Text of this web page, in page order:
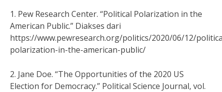
1. Pew Research Center. “Political Polarization in the
American Public.” Diakses dari
https://www.pewresearch.org/politics/2020/06/12/
polarization-in-the-american-public/
2. Jane Doe. “The Opportunities of the 2020 US
Election for Democracy.” Political Science Journal, vol.